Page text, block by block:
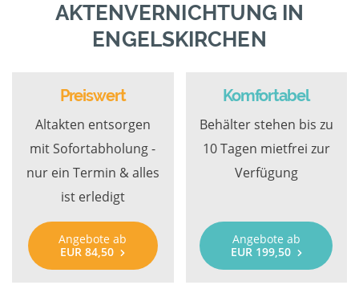
AKTENVERNICHTUNG IN
ENGELSKIRCHEN
Preiswert
Altakten entsorgen
mit Sofortabholung -
nur ein Termin & alles
ist erledigt
Angebote ab
EUR 84,50
Komfortabel
Behälter stehen bis zu
10 Tagen mietfrei zur
Verfügung
Angebote ab
EUR 199,50